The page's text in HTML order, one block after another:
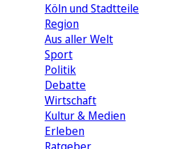
Köln und Stadtteile
Region
Aus aller Welt
Sport
Politik
Debatte
Wirtschaft
Kultur & Medien
Erleben